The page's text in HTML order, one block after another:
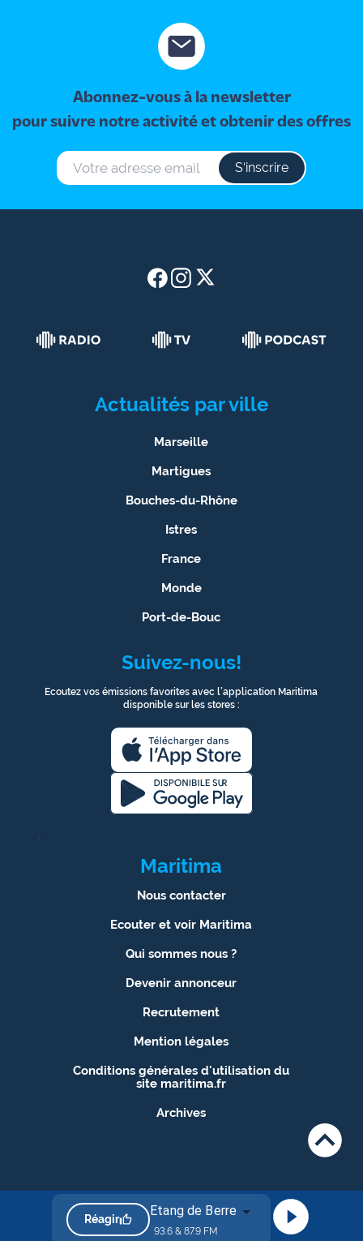
Réagir
Etang de Berre
93.6 & 87.9 FM
Abonnez-vous à la newsletter
pour suivre notre activité et obtenir des offres
S‘inscrire
Actualités par ville
Marseille
Martigues
Bouches-du-Rhône
Istres
France
Monde
Port-de-Bouc
Suivez-nous!
Ecoutez vos émissions favorites avec l’application Maritima
disponible sur les stores :
1
Maritima
Nous contacter
Ecouter et voir Maritima
Qui sommes nous ?
Devenir annonceur
Recrutement
Mention légales
Conditions générales d'utilisation du
site maritima.fr
Archives